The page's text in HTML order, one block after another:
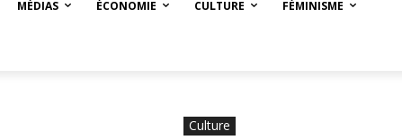
MÉDIAS ÉCONOMIE CULTURE FÉMINISME
Culture